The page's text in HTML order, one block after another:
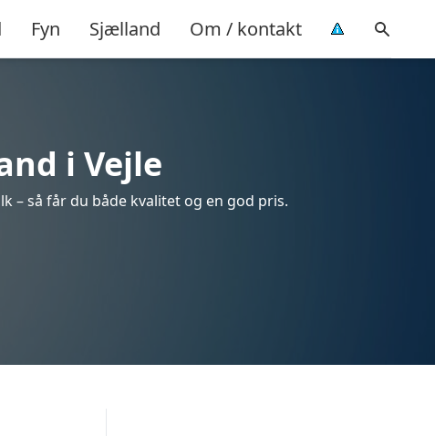
Fyn Sjælland Om / kontakt
i Vejle
– så får du både kvalitet og en god pris.